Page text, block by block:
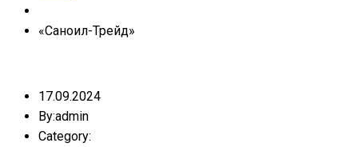
«Саноил-Трейд»
17.09.2024
By:admin
Category: